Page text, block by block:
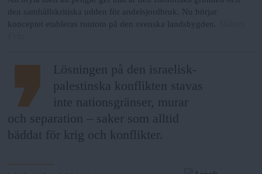
den samhällskritiska udden för andelsjordbruk. Nu börjar
konceptet etableras runtom på den svenska landsbygden.
Lösningen på den israelisk-
palestinska konflikten stavas
inte nationsgränser, murar
och separation – saker som alltid
bäddat för krig och konflikter.